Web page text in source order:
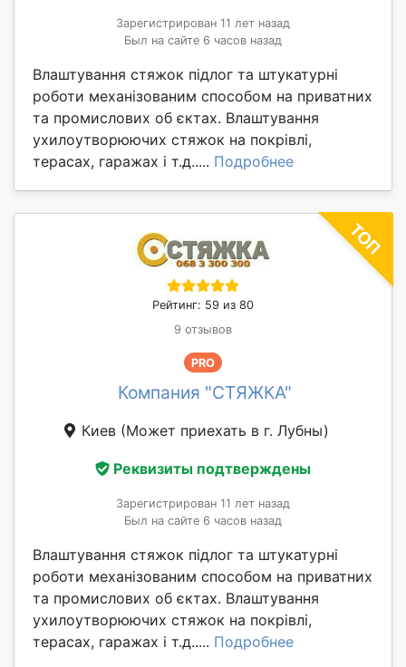
Зарегистрирован 11 лет назад
Был на сайте 6 часов назад
Влаштування стяжок підлог та штукатурні
роботи механізованим способом на приватних
та промислових об єктах. Влаштування
ухилоутворюючих стяжок на покрівлі,
терасах, гаражах і т.д..... Подробнее
Рейтинг: 59 из 80
9 отзывов
PRO
Компания "СТЯЖКА"
Киев (Может приехать в г. Лубны)
Реквизиты подтверждены
Зарегистрирован 11 лет назад
Был на сайте 6 часов назад
Влаштування стяжок підлог та штукатурні
роботи механізованим способом на приватних
та промислових об єктах. Влаштування
ухилоутворюючих стяжок на покрівлі,
терасах, гаражах і т.д..... Подробнее